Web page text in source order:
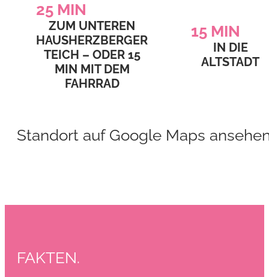
Standort auf Google Maps
25 MIN
ZUM UNTEREN
HAUSHERZBERGER
TEICH – ODER 15
MIN MIT DEM
FAHRRAD
15 MIN
IN DIE
ALTSTADT
FAKTEN.